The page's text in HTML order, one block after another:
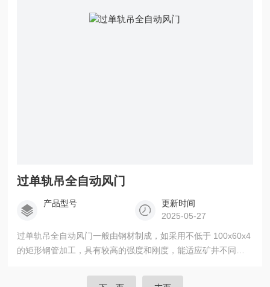
过单轨吊全自动风门
产品型号
更新时间
2025-05-27
过单轨吊全自动风门一般由钢材制成，如采用不低于 100x60x4
的矩形钢管加工，具有较高的强度和刚度，能适应矿井不同的